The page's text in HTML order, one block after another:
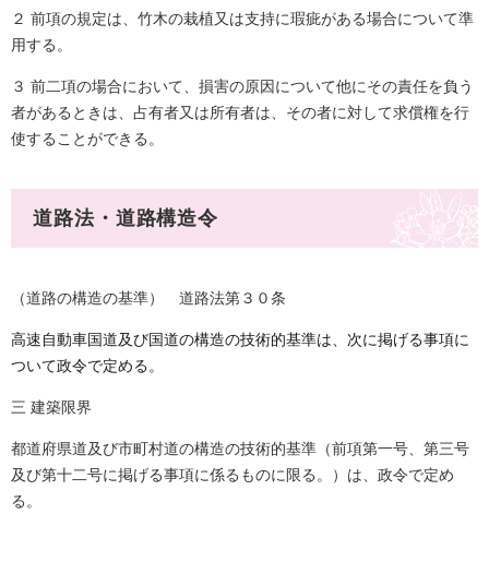
２ 前項の規定は、竹木の栽植又は支持に瑕疵がある場合について準
用する。
３ 前二項の場合において、損害の原因について他にその責任を負う
者があるときは、占有者又は所有者は、その者に対して求償権を行
使することができる。
道路法・道路構造令
（道路の構造の基準） 道路法第３０条
高速自動車国道及び国道の構造の技術的基準は、次に掲げる事項に
ついて政令で定める。
三 建築限界
都道府県道及び市町村道の構造の技術的基準（前項第一号、第三号
及び第十二号に掲げる事項に係るものに限る。）は、政令で定め
る。